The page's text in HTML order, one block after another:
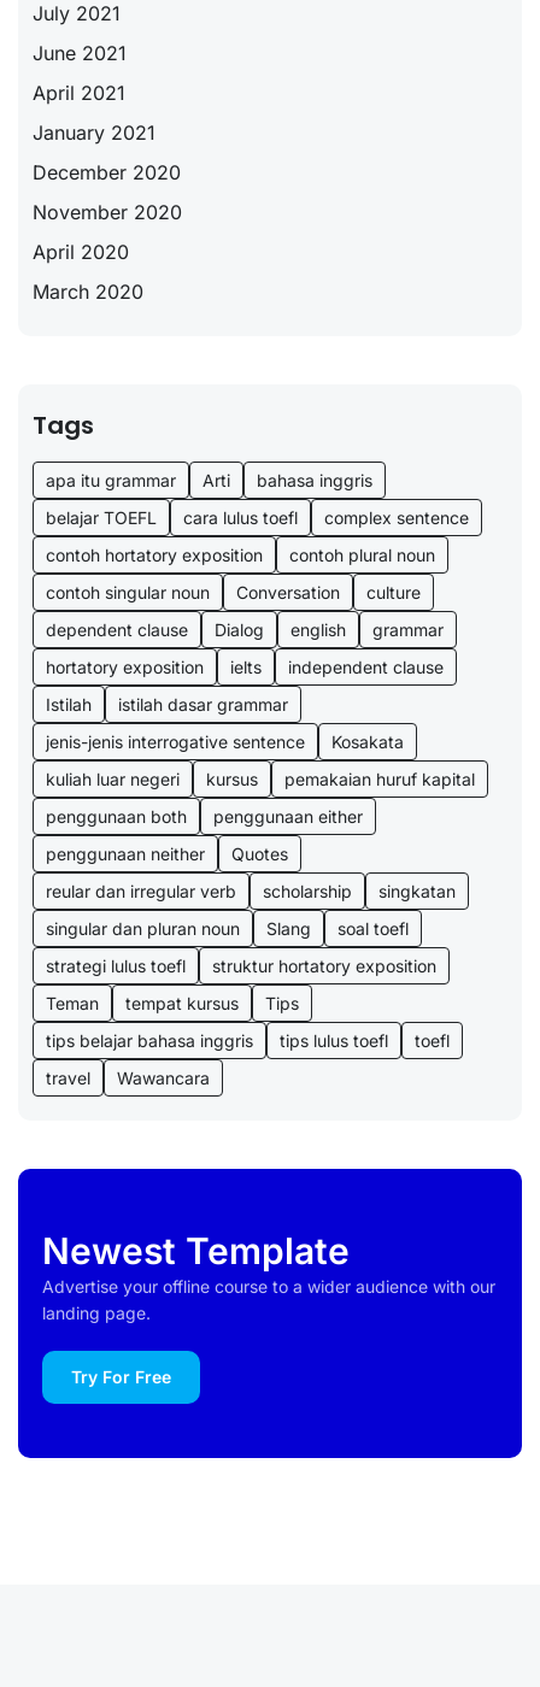
July 2021
June 2021
April 2021
January 2021
December 2020
November 2020
April 2020
March 2020
Tags
apa itu grammar Arti
bahasa inggris
belajar TOEFL
cara lulus toefl
complex sentence
contoh hortatory exposition
contoh plural noun
contoh singular noun
Conversation
culture
dependent clause
Dialog english
grammar
hortatory exposition
ielts
independent clause
Istilah
istilah dasar grammar
jenis-jenis interrogative sentence
Kosakata
kuliah luar negeri
kursus
pemakaian huruf kapital
penggunaan both
penggunaan either
penggunaan neither
Quotes
reular dan irregular verb
scholarship
singkatan
singular dan pluran noun
Slang
soal toefl
strategi lulus toefl
struktur hortatory exposition
Teman
tempat kursus
Tips
tips belajar bahasa inggris
tips lulus toefl
toefl
travel
Wawancara
Newest Template
Advertise your offline course to a wider audience with our
landing page.
Try For Free